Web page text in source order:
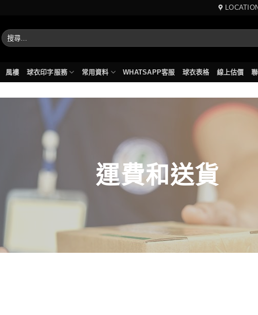
搜
尋
字:風褸 球衣印字服務 常用資料 WHATSAPP客服 球衣表格 線上估價
運費和送貨